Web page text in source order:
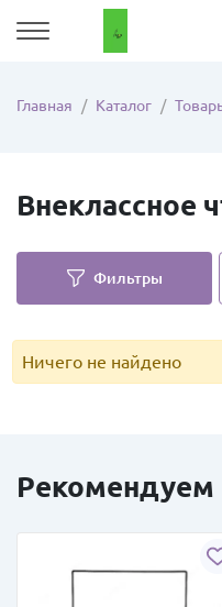
Главная Каталог
Внеклассное
Фильтры
Ничего не найдено
Рекомендуем